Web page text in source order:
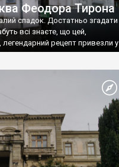
Феодора Тирона
спадок. Достатньо згадати
всі знаєте, що цей,
легендарний рецепт привезли у